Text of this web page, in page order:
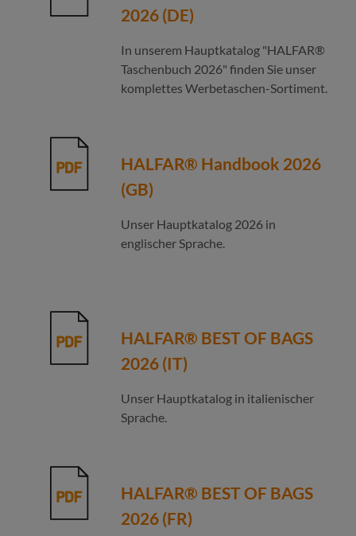
2026 (DE)
In unserem Hauptkatalog "HALFAR®
Taschenbuch 2026" finden Sie unser
komplettes Werbetaschen-Sortiment.
HALFAR® Handbook 2026
(GB)
Unser Hauptkatalog 2026 in
englischer Sprache.
HALFAR® BEST OF BAGS
2026 (IT)
Unser Hauptkatalog in italienischer
Sprache.
HALFAR® BEST OF BAGS
2026 (FR)